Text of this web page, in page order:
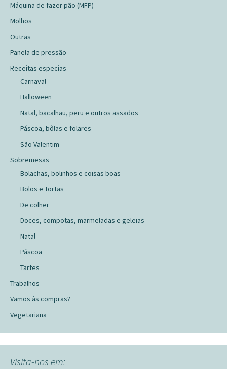
Máquina de fazer pão (MFP)
Molhos
Outras
Panela de pressão
Receitas especias
Carnaval
Halloween
Natal, bacalhau, peru e outros assados
Páscoa, bôlas e folares
São Valentim
Sobremesas
Bolachas, bolinhos e coisas boas
Bolos e Tortas
De colher
Doces, compotas, marmeladas e geleias
Natal
Páscoa
Tartes
Trabalhos
Vamos às compras?
Vegetariana
Visita-nos em: